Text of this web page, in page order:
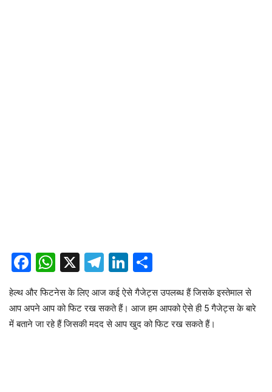
Facebook
WhatsApp
X Telegram
LinkedIn
हेल्थ और फिटनेस के लिए आज कई ऐसे गैजेट्स उपलब्ध हैं जिसके इस्तेमाल से
आप अपने आप को फिट रख सकते हैं। आज हम आपको ऐसे ही 5 गैजेट्स के बारे
में बताने जा रहे हैं जिसकी मदद से आप खुद को फिट रख सकते हैं।